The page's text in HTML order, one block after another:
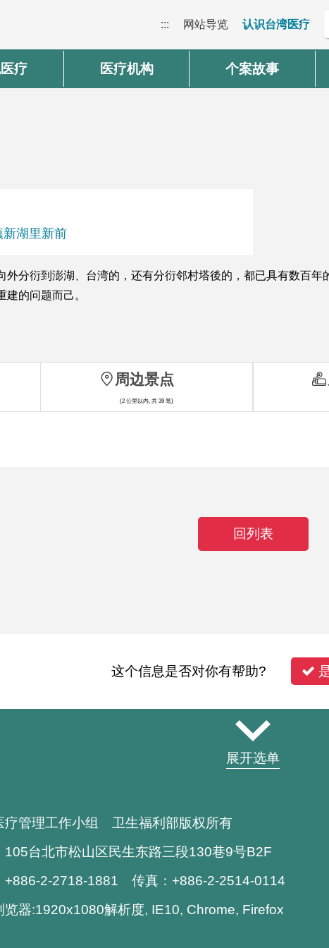
::: 网站导览 认识台湾医疗
疗 医疗机构 个案故事
湖里新前
外分衍到澎湖、台湾的，还有分衍邻村塔後的，都已具有数百
的问题而己。
周边景点
(2 公里以内, 共 39 笔)
回列表
这个信息是否对你有帮助?
展开选单
疗管理工作小组 卫生福利部版权所有
105台北市松山区民生东路三段130巷9号B2F
+886-2-2718-1881 传真：+886-2-2514-0114
览器:1920x1080解析度, IE10, Chrome, Firefox